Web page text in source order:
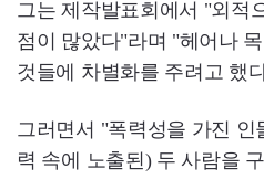
그는 제작발표회에서 "외적
점이 많았다"라며 "헤어나
것들에 차별화를 주려고 했
그러면서 "폭력성을 가진
력 속에 노출된) 두 사람을